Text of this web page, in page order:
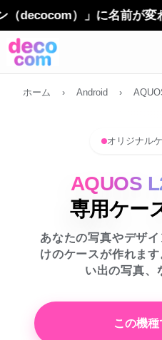
）」に名前が変わりま
ホーム › Android ›
オリジナル
AQUOS
専用ケー
あなたの写真やデザ
けのケースが作れま
い出の写真、
この機種